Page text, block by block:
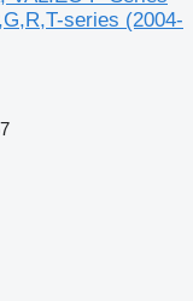
series (2004-